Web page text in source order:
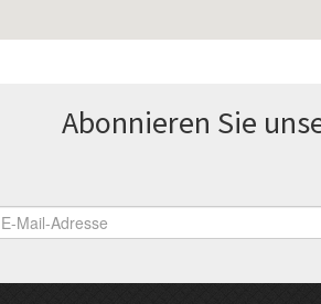
Abonnieren Sie